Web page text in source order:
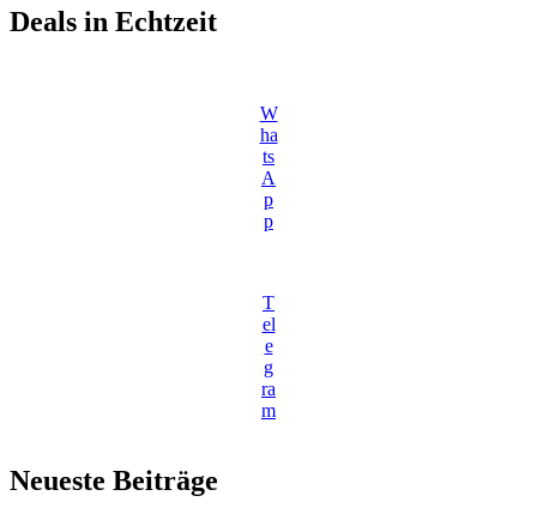
Deals in Echtzeit
W
ha
ts
A
p
p
T
el
e
g
ra
m
Neueste Beiträge